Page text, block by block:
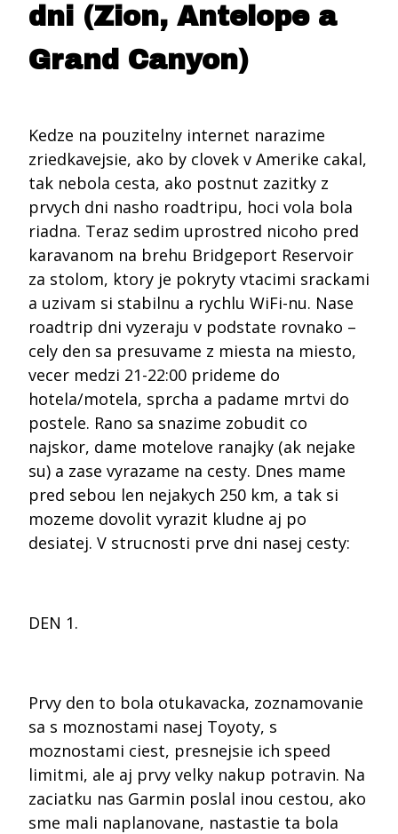
dni (Zion, Antelope a
Grand Canyon)
Kedze na pouzitelny internet narazime
zriedkavejsie, ako by clovek v Amerike cakal,
tak nebola cesta, ako postnut zazitky z
prvych dni nasho roadtripu, hoci vola bola
riadna. Teraz sedim uprostred nicoho pred
karavanom na brehu Bridgeport Reservoir
za stolom, ktory je pokryty vtacimi srackami
a uzivam si stabilnu a rychlu WiFi-nu. Nase
roadtrip dni vyzeraju v podstate rovnako –
cely den sa presuvame z miesta na miesto,
vecer medzi 21-22:00 prideme do
hotela/motela, sprcha a padame mrtvi do
postele. Rano sa snazime zobudit co
najskor, dame motelove ranajky (ak nejake
su) a zase vyrazame na cesty. Dnes mame
pred sebou len nejakych 250 km, a tak si
mozeme dovolit vyrazit kludne aj po
desiatej. V strucnosti prve dni nasej cesty:
DEN 1.
Prvy den to bola otukavacka, zoznamovanie
sa s moznostami nasej Toyoty, s
moznostami ciest, presnejsie ich speed
limitmi, ale aj prvy velky nakup potravin. Na
zaciatku nas Garmin poslal inou cestou, ako
sme mali naplanovane, nastastie ta bola